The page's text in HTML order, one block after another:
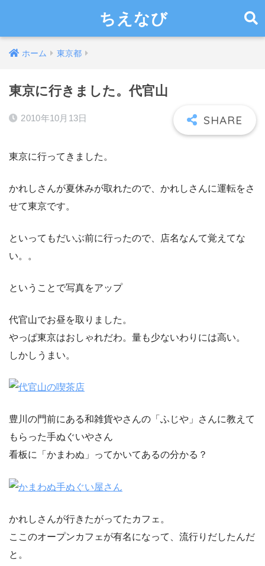
ちえなび
ホーム 東京都
東京に行きました。代官山
2010年10月13日
東京に行ってきました。
かれしさんが夏休みが取れたので、かれしさんに運転をさ
せて東京です。
といってもだいぶ前に行ったので、店名なんて覚えてな
い。。
ということで写真をアップ
代官山でお昼を取りました。
やっぱ東京はおしゃれだわ。量も少ないわりには高い。
しかしうまい。
豊川の門前にある和雑貨やさんの「ふじや」さんに教えて
もらった手ぬぐいやさん
看板に「かまわぬ」ってかいてあるの分かる？
かれしさんが行きたがってたカフェ。
ここのオープンカフェが有名になって、流行りだしたんだ
と。